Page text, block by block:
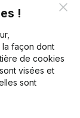
!
la façon dont
de cookies
visées et
sont
internationale